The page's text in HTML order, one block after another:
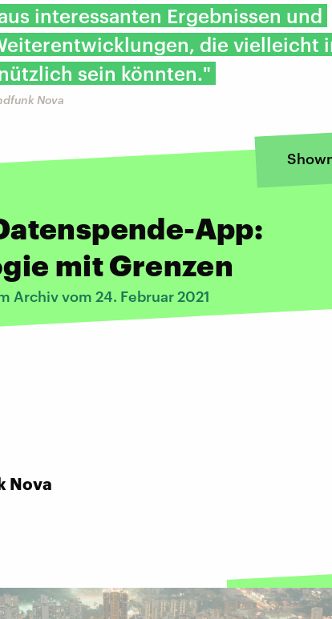
interessanten Ergebnissen und
die vielleicht
sein könnten."
Nova
App:
mit Grenzen
Archiv vom 24. Februar 2021
Nova